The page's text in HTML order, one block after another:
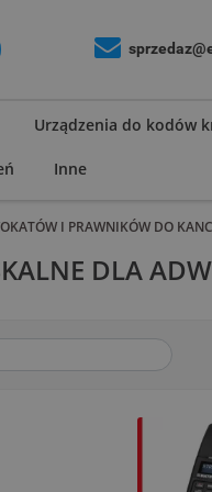
Urządzenia do kodów
Inne
I PRAWNIKÓW DO
DLA